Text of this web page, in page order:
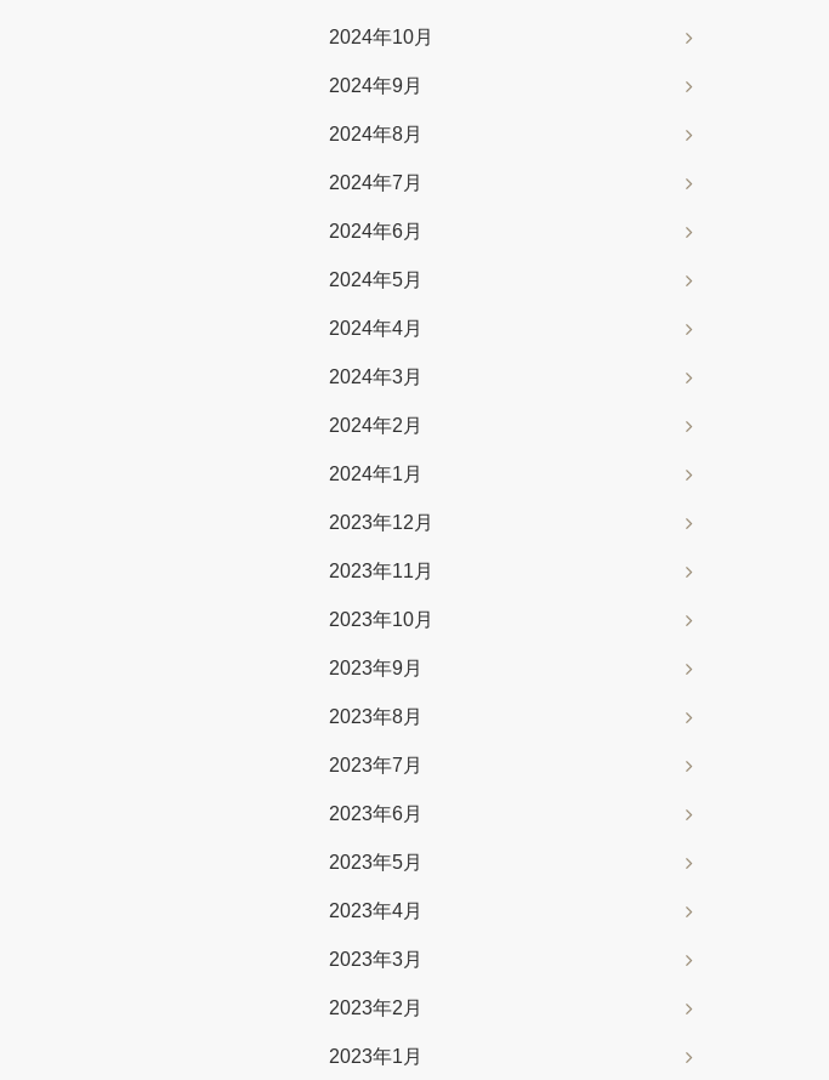
2024年10月
2024年9月
2024年8月
2024年7月
2024年6月
2024年5月
2024年4月
2024年3月
2024年2月
2024年1月
2023年12月
2023年11月
2023年10月
2023年9月
2023年8月
2023年7月
2023年6月
2023年5月
2023年4月
2023年3月
2023年2月
2023年1月